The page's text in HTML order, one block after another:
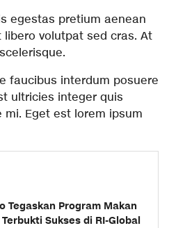
egestas pretium aenean
volutpat sed cras. At
faucibus interdum posuere
ultricies integer quis
Eget est lorem ipsum
Tegaskan Program Makan
Sukses di RI-Global